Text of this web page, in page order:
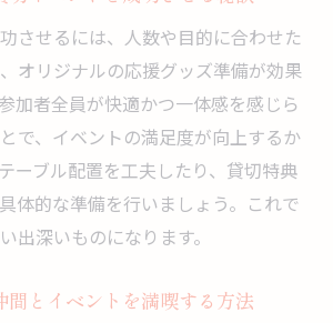
させるには、人数や目的に合わせた
オリジナルの応援グッズ準備が効果
加者全員が快適かつ一体感を感じら
で、イベントの満足度が向上するか
ーブル配置を工夫したり、貸切特典
体的な準備を行いましょう。これで
出深いものになります。
間とイベントを満喫する方法